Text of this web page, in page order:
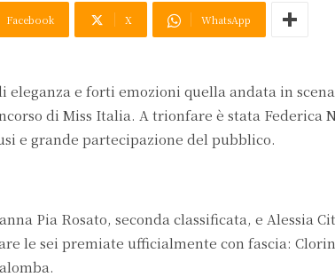
Facebook X WhatsApp
eleganza e forti emozioni quella andata in
di Miss Italia. A trionfare è stata Federica
e grande partecipazione del pubblico.
Pia Rosato, seconda classificata, e Alessia
le sei premiate ufficialmente con fascia: